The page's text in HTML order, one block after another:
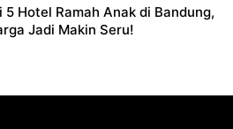
5 Hotel Ramah Anak di Bandung,
Jadi Makin Seru!